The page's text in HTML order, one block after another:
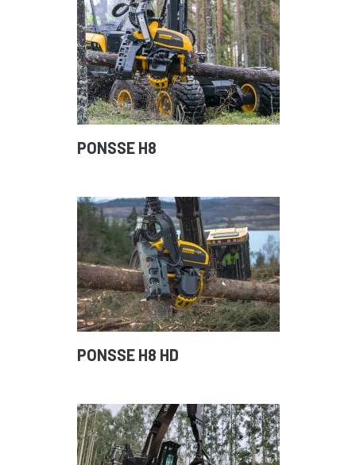
PONSSE H8
PONSSE H8 HD